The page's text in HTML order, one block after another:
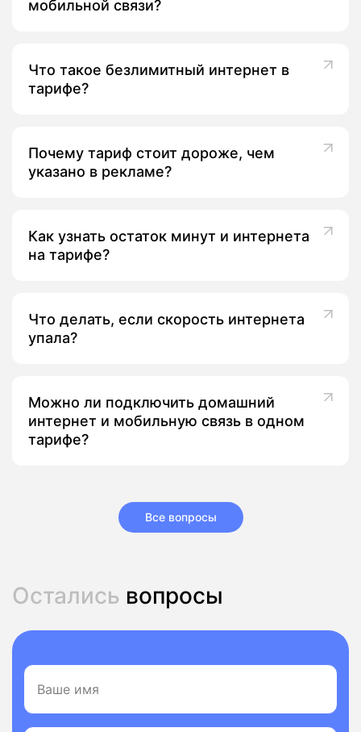
мобильной связи?
Что такое безлимитный интернет в
тарифе?
Почему тариф стоит дороже, чем
указано в рекламе?
Как узнать остаток минут и интернета
на тарифе?
Что делать, если скорость интернета
упала?
Можно ли подключить домашний
интернет и мобильную связь в одном
тарифе?
Все вопросы
Остались вопросы